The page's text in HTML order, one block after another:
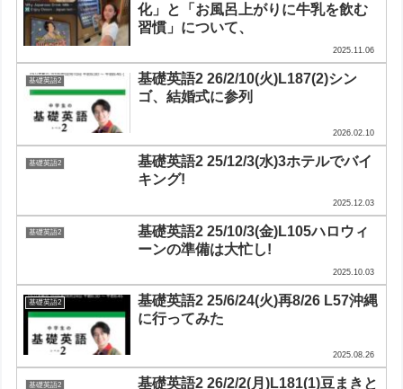
化」と「お風呂上がりに牛乳を飲む
習慣」について、
2025.11.06
基礎英語2
基礎英語2 26/2/10(火)L187(2)シン
ゴ、結婚式に参列
2026.02.10
基礎英語2
基礎英語2 25/12/3(水)3ホテルでバイ
キング!
2025.12.03
基礎英語2
基礎英語2 25/10/3(金)L105ハロウィ
ーンの準備は大忙し!
2025.10.03
基礎英語2
基礎英語2 25/6/24(火)再8/26 L57沖縄
に行ってみた
2025.08.26
基礎英語2
基礎英語2 26/2/2(月)L181(1)豆まきと